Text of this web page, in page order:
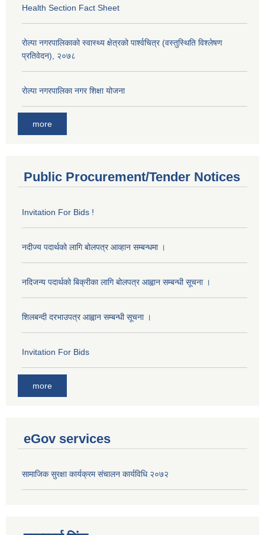
Health Section Fact Sheet
रोल्पा नगरपालिकाको स्वास्थ्य क्षेत्रको पार्श्वचित्र (वस्तुस्थिति विश्लेषण
प्रतिवेदन), २०७८
रोल्पा नगरपालिका नगर शिक्षा योजना
more
Public Procurement/Tender Notices
Invitation For Bids !
नदीज्य पदार्थको लागि बोलपत्र आव्हान सम्बन्धमा ।
नदिजन्य पदार्थको बिक्रीका लागि बोलपत्र आह्वान सम्बन्धी सूचना ।
शिलबन्दी दरभाउपत्र आह्वान सम्बन्धी सूचना ।
Invitation For Bids
more
eGov services
सामाजिक सुरक्षा कार्यक्रम संचालन कार्यविधि २०७२